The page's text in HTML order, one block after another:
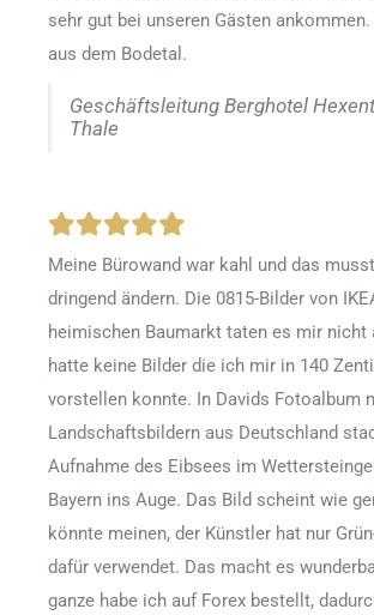
sehr gut bei unseren Gästen
aus dem Bodetal.
Geschäftsleitung Berghotel
Thale
Meine Bürowand war kahl und das
dringend ändern. Die 0815-Bilder von
heimischen Baumarkt taten es mir nicht
hatte keine Bilder die ich mir in 140
vorstellen konnte. In Davids Fotoalbum
Landschaftsbildern aus Deutschland
Aufnahme des Eibsees im
Bayern ins Auge. Das Bild scheint wie
könnte meinen, der Künstler hat nur
dafür verwendet. Das macht es
ganze habe ich auf Forex bestellt,